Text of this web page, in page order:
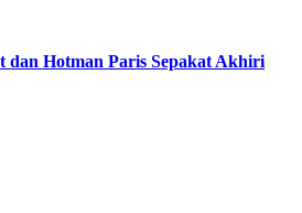
dan Hotman Paris Sepakat Akhiri